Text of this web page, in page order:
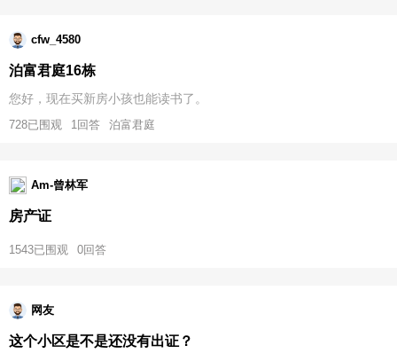
cfw_4580
泊富君庭16栋
您好，现在买新房小孩也能读书了。
728已围观 1回答 泊富君庭
Am-曾林军
房产证
1543已围观 0回答
网友
这个小区是不是还没有出证？